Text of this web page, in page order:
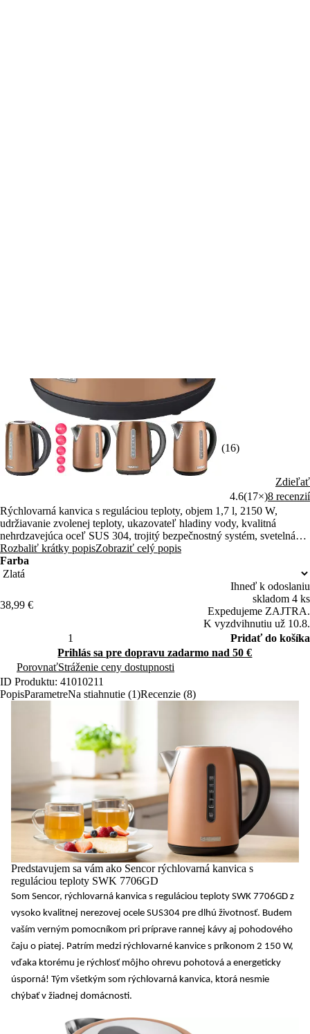
(16)
Zdieľať
4.6(17×)8 recenzií
Rýchlovarná kanvica s reguláciou teploty, objem 1,7 l, 2150 W,
udržiavanie zvolenej teploty, ukazovateľ hladiny vody, kvalitná
nehrdzavejúca oceľ SUS 304, trojitý bezpečnostný systém, svetelná
indikácia prevádzky
Rozbaliť krátky popisZobraziť celý popis
Farba
38,99 €
Ihneď k odoslaniu
skladom 4 ks
Expedujeme ZAJTRA.
K vyzdvihnutiu už 10.8.
Pridať do košíka
Prihlás sa pre dopravu zadarmo nad 50 €
PorovnaťStráženie ceny dostupnosti
ID Produktu: 41010211
PopisParametreNa stiahnutie (1)Recenzie (8)
Predstavujem sa vám ako Sencor rýchlovarná kanvica s
reguláciou teploty SWK 7706GD
Som Sencor, rýchlovarná kanvica s reguláciou teploty SWK 7706GD z
vysoko kvalitnej nerezovej ocele SUS304 pre dlhú životnosť. Budem
vaším verným pomocníkom pri príprave rannej kávy aj pohodového
čaju o piatej. Patrím medzi rýchlovarné kanvice s príkonom 2 150 W,
vďaka ktorému je rýchlosť môjho ohrevu pohotová a energeticky
úsporná! Tým všetkým som rýchlovarná kanvica, ktorá nesmie
chýbať v žiadnej domácnosti.